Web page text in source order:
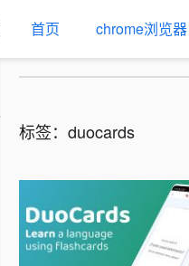
首页 chrome浏览器
标签：duocards